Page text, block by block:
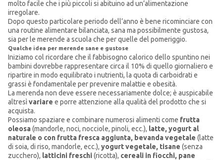
molto facile che i più piccoli si abituino ad un’alimentazione
irregolare.
Dopo questo particolare periodo dell’anno è bene ricominciare con
una routine alimentare bilanciata, sana ma possibilmente gustosa,
sia per le merende a scuola che per quelle del pomeriggio.
Qualche idea per merende sane e gustose
Iniziamo col ricordare che il fabbisogno calorico dello spuntino nei
bambini dovrebbe rappresentare circa il 10% di quello giornaliero e
ripartire in modo equilibrato i nutrienti, la quota di carboidrati e
grassi è fondamentale per prevenire malattie e obesità.
La merenda non deve essere necessariamente dolce; è auspicabile
altresìvariare e porre attenzione alla qualità del prodotto che si
acquista.
Possiamo spaziare e combinare numerosi alimenti come frutta
oleosa (mandorle, noci, nocciole, pinoli, ecc.), latte, yogurt al
naturale o con frutta fresca aggiunta, bevanda vegetale (latte
di soia, di riso, mandorle, ecc.), yogurt vegetale, tisane (senza
zucchero), latticini freschi (ricotta), cereali in fiocchi, pane